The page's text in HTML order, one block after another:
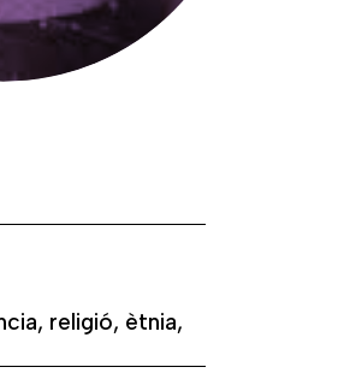
religió, ètnia,